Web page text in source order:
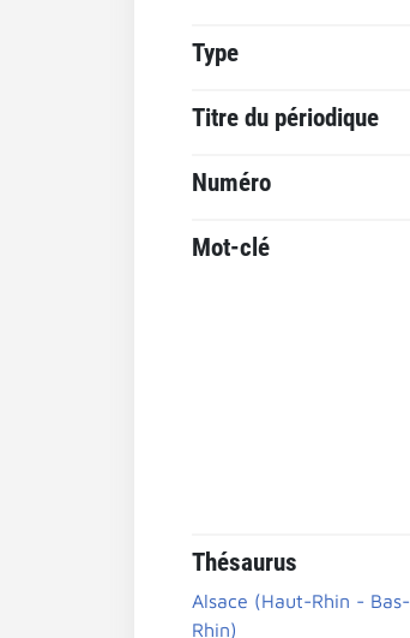
Type
Titre du périodique
Numéro
Mot-clé
Thésaurus
Alsace (Haut-Rhin - Bas-
Rhin)